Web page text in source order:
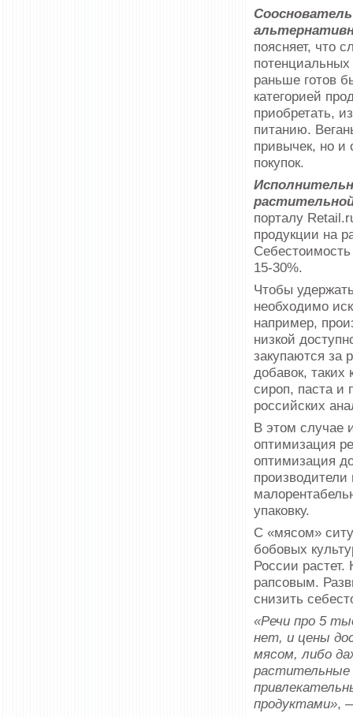
поясняет, что
потенциальных
раньше готов
категорией
приобретать,
питанию.
привычек, но и
покупок.
порталу
продукции на
15-30%.
Чтобы
необходимо
например,
низкой
закупаются за
добавок, таких
сироп, паста и
российских
В этом случае
оптимизация
оптимизация
производители
упаковку.
С «мясом»
бобовых
России растет.
рапсовым.
снизить
«Речи про 5
нет, и цены
мясом, либо
продуктами»,